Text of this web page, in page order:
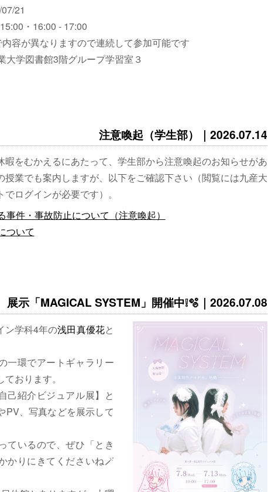
21
・16:00 - 17:00
容が異なりますので連続して参加可能です
大学図書館3階グループ学習室３
注意喚起（学生部）｜2026.07.14
暇をむかえるにあたって、学生部から注意喚起のお知らせがあ
授業でも案内しますが、以下をご確認下さい（閲覧には九産大
ログインが必要です）。
事件・事故防止について（注意喚起）
ついて
展示「MAGICAL SYSTEM」開催中❕🫧｜2026.07.08
ン学科4年の浅田真優花と
一環でアートギャラリー
おります。
己紹介ビジュアル展】と
PV、写真などを展示して
ているので、ぜひ「とき
かりにきてくださいね🪄